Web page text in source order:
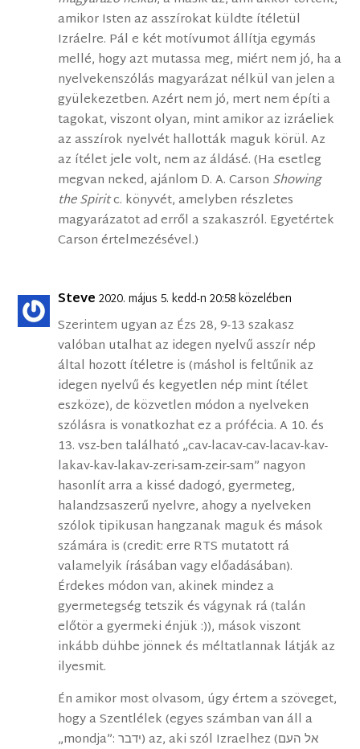
amikor Isten az asszírokat küldte ítéletül
Izráelre. Pál e két motívumot állítja egymás
mellé, hogy azt mutassa meg, miért nem jó, ha a
nyelvekenszólás magyarázat nélkül van jelen a
gyülekezetben. Azért nem jó, mert nem építi a
tagokat, viszont olyan, mint amikor az izráeliek
az asszírok nyelvét hallották maguk körül. Az
az ítélet jele volt, nem az áldásé. (Ha esetleg
megvan neked, ajánlom D. A. Carson Showing
the Spiritc. könyvét, amelyben részletes
magyarázatot ad erről a szakaszról. Egyetértek
Carson értelmezésével.)
Steve 2020. május 5. kedd-n 20:58 közelében
Szerintem ugyan az Ézs 28, 9-13 szakasz
valóban utalhat az idegen nyelvű asszír nép
által hozott ítéletre is (máshol is feltűnik az
idegen nyelvű és kegyetlen nép mint ítélet
eszköze), de közvetlen módon a nyelveken
szólásra is vonatkozhat ez a prófécia. A 10. és
13. vsz-ben található „cav-lacav-cav-lacav-kav-
lakav-kav-lakav-zeri-sam-zeir-sam” nagyon
hasonlít arra a kissé dadogó, gyermeteg,
halandzsaszerű nyelvre, ahogy a nyelveken
szólok tipikusan hangzanak maguk és mások
számára is (credit: erre RTS mutatott rá
valamelyik írásában vagy előadásában).
Érdekes módon van, akinek mindez a
gyermetegség tetszik és vágynak rá (talán
előtör a gyermeki énjük :)), mások viszont
inkább dühbe jönnek és méltatlannak látják az
ilyesmit.
Én amikor most olvasom, úgy értem a szöveget,
hogy a Szentlélek (egyes számban van áll a
„mondja”: ידבר) az, aki szól Izraelhez (אל העם